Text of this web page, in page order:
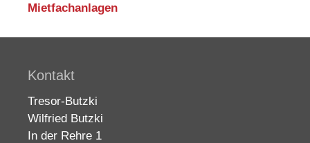
Mietfachanlagen
Kontakt
Tresor-Butzki
Wilfried Butzki
In der Rehre 1